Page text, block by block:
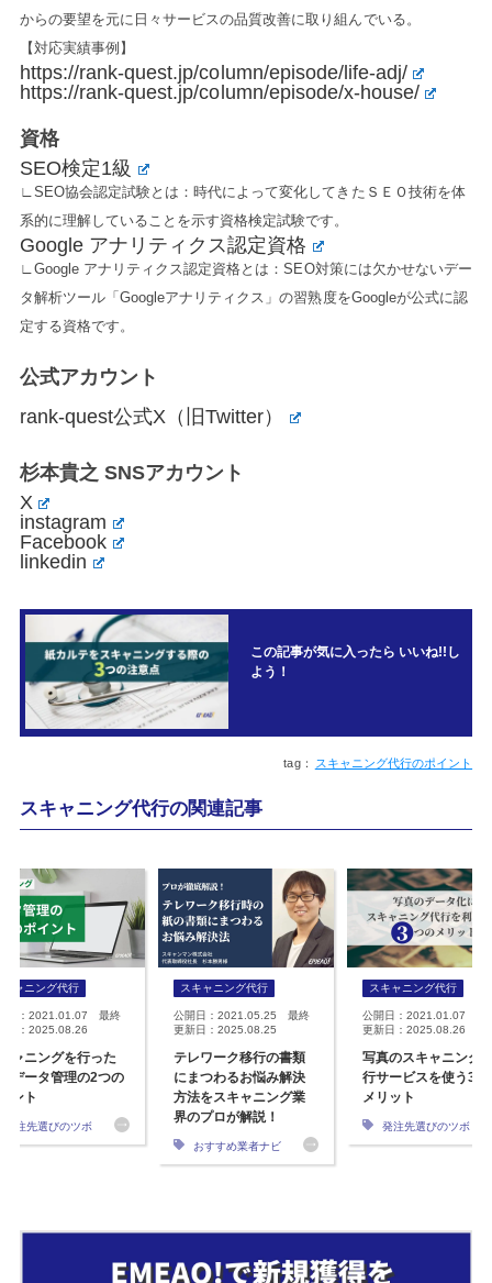
からの要望を元に日々サービスの品質改善に取り組んでいる。
【対応実績事例】
https://rank-quest.jp/column/episode/life-adj/
https://rank-quest.jp/column/episode/x-house/
資格
SEO検定1級
∟SEO協会認定試験とは：時代によって変化してきたＳＥＯ技術を体
系的に理解していることを示す資格検定試験です。
Google アナリティクス認定資格
∟Google アナリティクス認定資格とは：SEO対策には欠かせないデー
タ解析ツール「Googleアナリティクス」の習熟度をGoogleが公式に認
定する資格です。
公式アカウント
rank-quest公式X（旧Twitter）
杉本貴之 SNSアカウント
X
instagram
Facebook
linkedin
この記事が気に入ったら いいね!!し
よう！
スキャニング代行のポイント
スキャニング代行の関連記事
キャニング代行
日：2021.01.07 最終
日：2025.08.26
ャニングを行った
データ管理の2つの
ント
発注先選びのツボ
スキャニング代行
公開日：2021.05.25 最終
更新日：2025.08.25
テレワーク移行の書類
にまつわるお悩み解決
方法をスキャニング業
界のプロが解説！
おすすめ業者ナビ
スキャニング代行
公開日：2021.01.07 最
更新日：2025.08.26
写真のスキャニング
行サービスを使う3つ
メリット
発注先選びのツボ